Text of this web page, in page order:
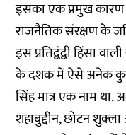
इसका एक प्रमुख
राजनैतिक संरक्षण के
इस प्रतिद्वंद्वी हिंसा
के दशक में ऐसे अनेक
सिंह मात्र एक नाम था.
शहाबुद्दीन, छोटन